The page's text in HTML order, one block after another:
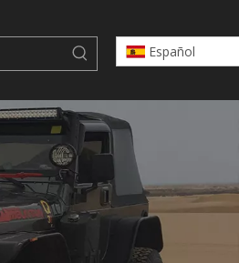
Español